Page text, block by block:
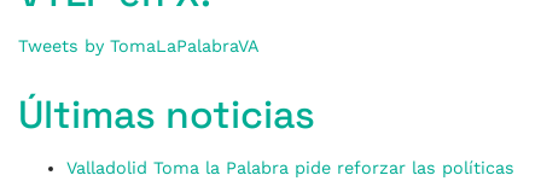
Tweets by TomaLaPalabraVA
Últimas noticias
Valladolid Toma la Palabra pide reforzar las políticas